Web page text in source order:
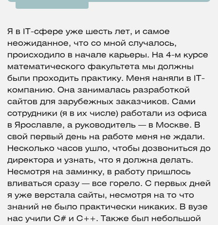
Я в IT-сфере уже шесть лет, и самое
неожиданное, что со мной случалось,
происходило в начале карьеры. На 4-м курсе
математического факультета мы должны
были проходить практику. Меня наняли в IT-
компанию. Она занималась разработкой
сайтов для зарубежных заказчиков. Сами
сотрудники (я в их числе) работали из офиса
в Ярославле, а руководитель — в Москве. В
свой первый день на работе меня не ждали.
Несколько часов ушло, чтобы дозвониться до
директора и узнать, что я должна делать.
Несмотря на заминку, в работу пришлось
вливаться сразу — все горело. С первых дней
я уже верстала сайты, несмотря на то что
знаний не было практически никаких. В вузе
нас учили C# и C++. Также был небольшой